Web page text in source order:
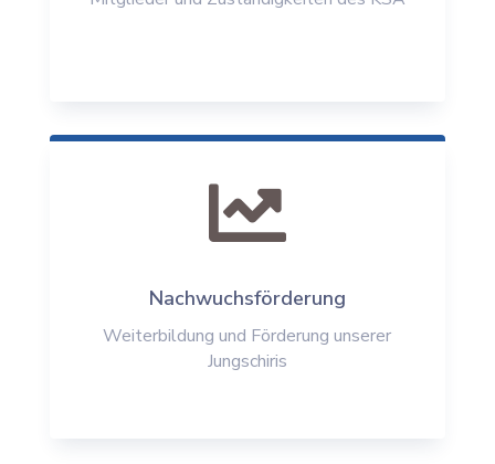

Nachwuchsförderung
Weiterbildung und Förderung unserer
Jungschiris